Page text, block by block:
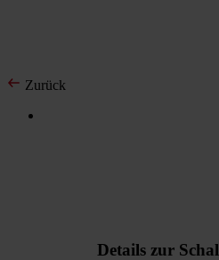
Zurück
Details zur